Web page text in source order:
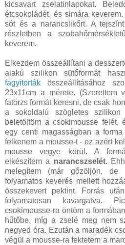
kicsavart zselatinlapokat.
étcsokoládét, és simára
sót és a narancslikőrt. A
részletben a
keverem.
Elkezdem összeállítani a
alakú szilikon sütőformát
fagyitorták összeállításához
23x11cm a mérete. (Szerettem
fatörzs formát keresni, de csak
a sokoldalú szögletes
beletöltöm a csokimousse felét,
egy centi magasságban a
felkenem a mousse-t - ez azért
mousse vegye körül. A
elkészítem a narancszselét.
melegítem (már gőzöljön,
folyamatos keverés mellett
összekevert pektint. Forrás
folyamatosan kavargatva.
csokimousse-ra öntöm a
hűtőbe, míg a zselé meg nem
negyed óra. Ezután a maradék
végül a mousse-ra fektetem a